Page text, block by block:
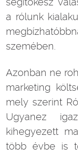
a rólunk
szemében.
Azonban ne
marketing
mely szerint
Ugyanez
kihegyezett
több évbe is